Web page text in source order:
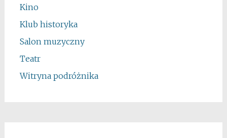
Kino
Klub historyka
Salon muzyczny
Teatr
Witryna podróżnika